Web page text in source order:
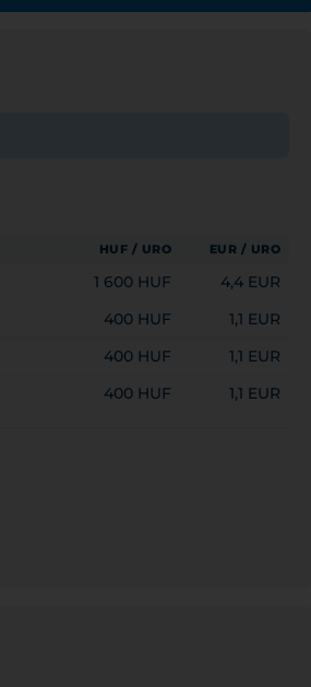
HUF / URO EUR / URO
1 600 HUF
4,4 EUR
400 HUF
1,1 EUR
400 HUF
1,1 EUR
400 HUF 1,1 EUR